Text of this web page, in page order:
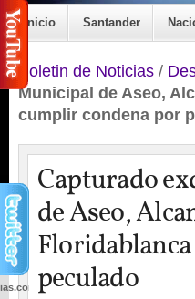
Inicio Santander
Boletin de Noticias /
Municipal de Aseo,
cumplir condena por
Capturado
de Aseo,
peculado
wp-